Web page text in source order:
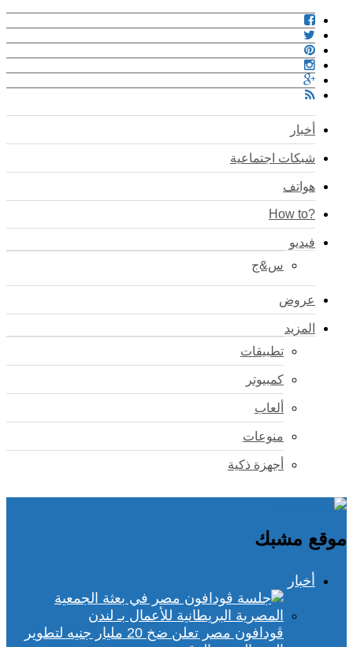
أخبار
شبكات اجتماعية
هواتف
?How to
فيديو
س&ج
عروض
المزيد
تطبيقات
كمبيوتر
ألعاب
منوعات
أجهزة ذكية
موقع مشبك
أخبار
ڤودافون مصر تعلن ضخ 20 مليار جنيه لتطوير